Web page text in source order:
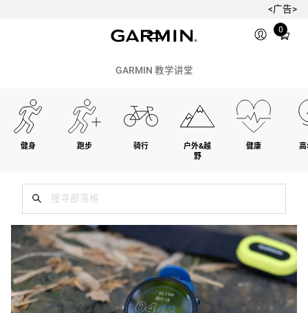
<广告>
0
Total
items
GARMIN 教学讲堂
健身 跑步 骑行
户外&越
野
健康 高